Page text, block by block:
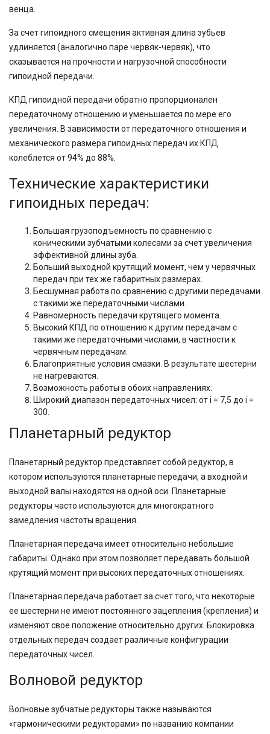
венца.
За счет гипоидного смещения активная длина зубьев
удлиняется (аналогично паре червяк-червяк), что
сказывается на прочности и нагрузочной способности
гипоидной передачи.
КПД гипоидной передачи обратно пропорционален
передаточному отношению и уменьшается по мере его
увеличения. В зависимости от передаточного отношения и
механического размера гипоидных передач их КПД
колеблется от 94% до 88%.
Технические характеристики
гипоидных передач:
Большая грузоподъемность по сравнению с
коническими зубчатыми колесами за счет увеличения
эффективной длины зуба.
Больший выходной крутящий момент, чем у червячных
передач при тех же габаритных размерах.
Бесшумная работа по сравнению с другими передачами
с такими же передаточными числами.
Равномерность передачи крутящего момента.
Высокий КПД по отношению к другим передачам с
такими же передаточными числами, в частности к
червячным передачам.
Благоприятные условия смазки. В результате шестерни
не нагреваются.
Возможность работы в обоих направлениях.
Широкий диапазон передаточных чисел: от i = 7,5 до i =
300.
Планетарный редуктор
Планетарный редуктор представляет собой редуктор, в
котором используются планетарные передачи, а входной и
выходной валы находятся на одной оси. Планетарные
редукторы часто используются для многократного
замедления частоты вращения.
Планетарная передача имеет относительно небольшие
габариты. Однако при этом позволяет передавать большой
крутящий момент при высоких передаточных отношениях.
Планетарная передача работает за счет того, что некоторые
ее шестерни не имеют постоянного зацепления (крепления) и
изменяют свое положение относительно других. Блокировка
отдельных передач создает различные конфигурации
передаточных чисел.
Волновой редуктор
Волновые зубчатые редукторы также называются
«гармоническими редукторами» по названию компании